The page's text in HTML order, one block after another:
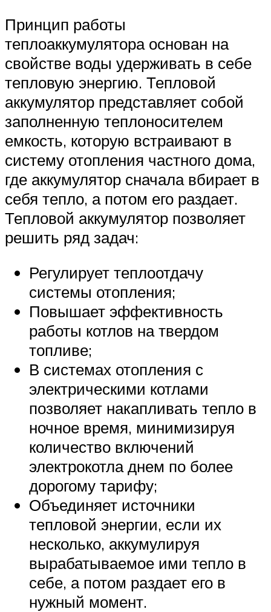
Принцип работы
теплоаккумулятора основан на
свойстве воды удерживать в себе
тепловую энергию. Тепловой
аккумулятор представляет собой
заполненную теплоносителем
емкость, которую встраивают в
систему отопления частного дома,
где аккумулятор сначала вбирает в
себя тепло, а потом его раздает.
Тепловой аккумулятор позволяет
решить ряд задач:
Регулирует теплоотдачу
системы отопления;
Повышает эффективность
работы котлов на твердом
топливе;
В системах отопления с
электрическими котлами
позволяет накапливать тепло в
ночное время, минимизируя
количество включений
электрокотла днем по более
дорогому тарифу;
Объединяет источники
тепловой энергии, если их
несколько, аккумулируя
вырабатываемое ими тепло в
себе, а потом раздает его в
нужный момент.